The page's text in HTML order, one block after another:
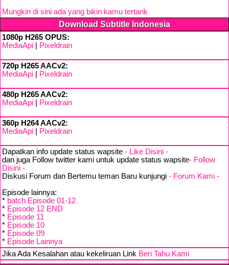
Mungkin di sini ada yang bikin kamu tertarik
Download Subtitle Indonesia
1080p H265 OPUS:
MediaApi
Pixeldrain
720p H265 AACv2:
MediaApi
Pixeldrain
480p H265 AACv2:
MediaApi
Pixeldrain
360p H264 AACv2:
MediaApi
Pixeldrain
Dapatkan info update status wapsite - Like Disini -
dan juga Follow twitter kami untuk update status wapsite- Follow
Disini -
Diskusi Forum dan Bertemu teman Baru kunjungi - Forum Kami -
Episode lainnya:
* batch Episode 01-12
* Episode 12 END
* Episode 11
* Episode 10
* Episode 09
* Episode Lainnya
Jika Ada Kesalahan atau kekeliruan Link Beri Tahu Kami